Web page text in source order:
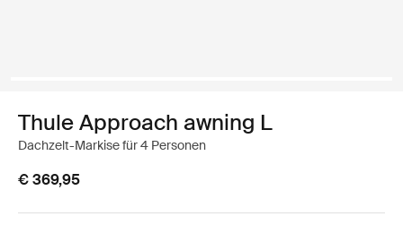
Thule Approach awning L
Dachzelt-Markise für 4 Personen
€ 369,95